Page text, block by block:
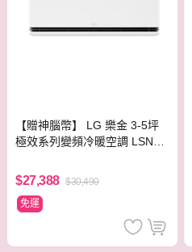
【贈神腦幣】 LG 樂金 3-5坪
極效系列變頻冷暖空調 LSN28
$27,388 $30,490
免運